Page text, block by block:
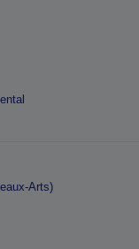
Arts)